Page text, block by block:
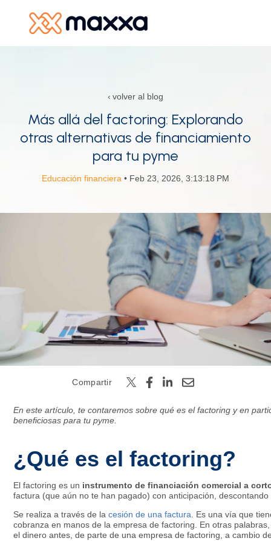
CONTENT
Alianzas
volver al blog
Más allá del factoring: Explorando
otras alternativas de financiamiento
para tu pyme
Educación financiera • Feb 23, 2026, 3:13:18 PM
Compartir
En este artículo, te contaremos sobre qué es el factoring y en
beneficiosas para tu pyme.
¿Qué es el factoring?
El factoring es un instrumento de financiación comercial a
factura (que aún no te han pagado) con anticipación,
Se realiza a través de la cesión de una factura. Es una vía que
cobranza en manos de la empresa de factoring. En otras
el dinero antes, de parte de una empresa de factoring, a cambio